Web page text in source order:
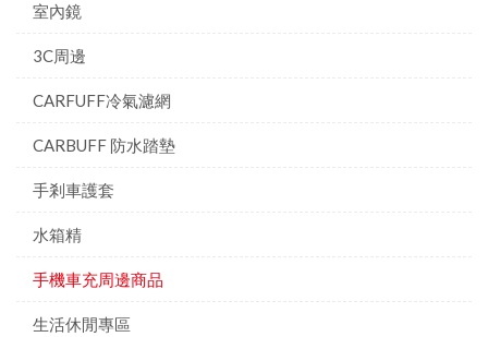
室內鏡
3C周邊
CARFUFF冷氣濾網
CARBUFF 防水踏墊
手剎車護套
水箱精
手機車充周邊商品
生活休閒專區